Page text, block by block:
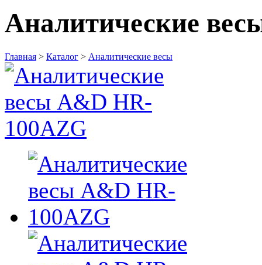
Аналитические
Главная > Каталог > Аналитические весы